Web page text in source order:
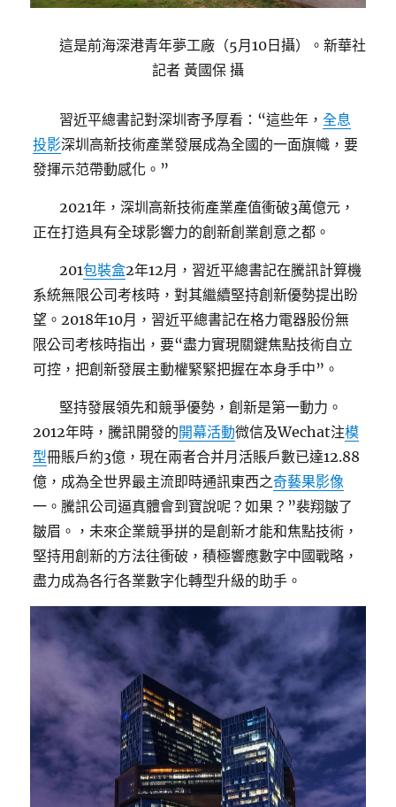
這是前海深港青年夢工廠（5月10日攝）。新華社
記者 黃國保 攝
習近平總書記對深圳寄予厚看：“這些年，全息
投影深圳高新技術產業發展成為全國的一面旗幟，要
發揮示范帶動感化。”
2021年，深圳高新技術產業產值衝破3萬億元，
正在打造具有全球影響力的創新創業創意之都。
201包裝盒2年12月，習近平總書記在騰訊計算機
系統無限公司考核時，對其繼續堅持創新優勢提出盼
望。2018年10月，習近平總書記在格力電器股份無
限公司考核時指出，要“盡力實現關鍵焦點技術自立
可控，把創新發展主動權緊緊把握在本身手中”。
堅持發展領先和競爭優勢，創新是第一動力。
2012年時，騰訊開發的開幕活動微信及Wechat注模
型冊賬戶約3億，現在兩者合并月活賬戶數已達12.88
億，成為全世界最主流即時通訊東西之奇藝果影像
一。騰訊公司逼真體會到寶說呢？如果？”裴翔皺了
皺眉。，未來企業競爭拼的是創新才能和焦點技術，
堅持用創新的方法往衝破，積極響應數字中國戰略，
盡力成為各行各業數字化轉型升級的助手。